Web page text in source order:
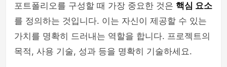
포트폴리오를 구성할 때 가장 중요한 것은 핵심 요소
를 정의하는 것입니다. 이는 자신이 제공할 수 있는
가치를 명확히 드러내는 역할을 합니다. 프로젝트의
목적, 사용 기술, 성과 등을 명확히 기술하세요.